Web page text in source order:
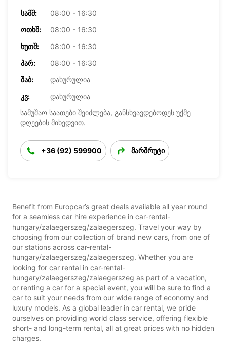
ᲡᲐᲛᲨ:
08:00 - 16:30
ᲝᲗᲮᲨ:
08:00 - 16:30
ᲮᲣᲗᲨ:
08:00 - 16:30
ᲞᲐᲠ:
08:00 - 16:30
ᲨᲐᲑ:
დახურულია
ᲙᲕ:
დახურულია
სამუშაო საათები შეიძლება, განსხვავდებოდეს უქმე
დღეების მიხედვით.
+36 (92) 599900 მარშრუტი
Benefit from Europcar’s great deals available all year round
for a seamless car hire experience in car-rental-
hungary/zalaegerszeg/zalaegerszeg. Travel your way by
choosing from our collection of brand new cars, from one of
our stations across car-rental-
hungary/zalaegerszeg/zalaegerszeg. Whether you are
looking for car rental in car-rental-
hungary/zalaegerszeg/zalaegerszeg as part of a vacation,
or renting a car for a special event, you will be sure to find a
car to suit your needs from our wide range of economy and
luxury models. As a global leader in car rental, we pride
ourselves on providing world class service, offering flexible
short- and long-term rental, all at great prices with no hidden
charges.